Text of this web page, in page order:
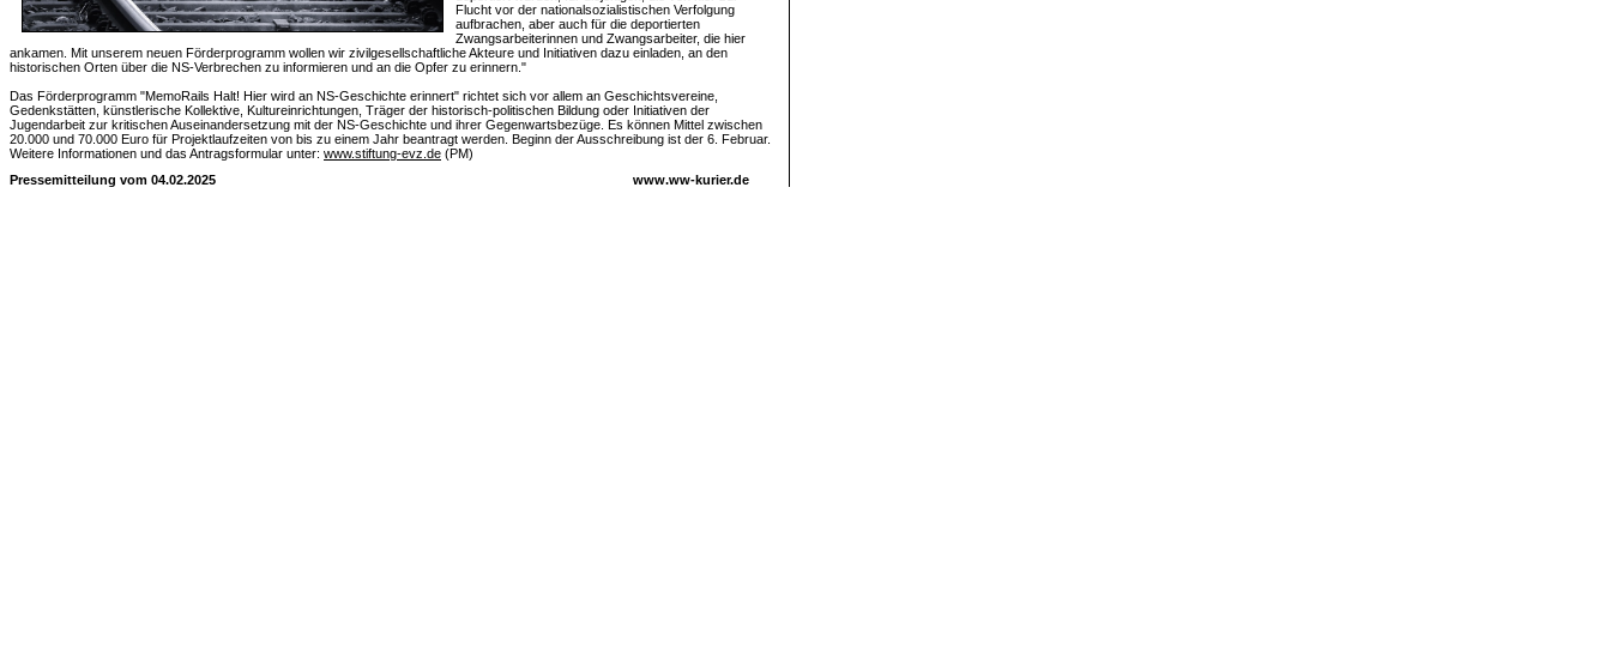
Flucht vor der nationalsozialistischen Verfolgung
aufbrachen, aber auch für die deportierten
Zwangsarbeiterinnen und Zwangsarbeiter, die hier
ankamen. Mit unserem neuen Förderprogramm wollen wir zivilgesellschaftliche Akteure und Initiativen dazu einladen, an den
historischen Orten über die NS-Verbrechen zu informieren und an die Opfer zu erinnern."
Das Förderprogramm "MemoRails Halt! Hier wird an NS-Geschichte erinnert" richtet sich vor allem an Geschichtsvereine,
Gedenkstätten, künstlerische Kollektive, Kultureinrichtungen, Träger der historisch-politischen Bildung oder Initiativen der
Jugendarbeit zur kritischen Auseinandersetzung mit der NS-Geschichte und ihrer Gegenwartsbezüge. Es können Mittel zwischen
20.000 und 70.000 Euro für Projektlaufzeiten von bis zu einem Jahr beantragt werden. Beginn der Ausschreibung ist der 6. Februar.
Weitere Informationen und das Antragsformular unter: www.stiftung-evz.de (PM)
Pressemitteilung vom 04.02.2025
www.ww-kurier.de